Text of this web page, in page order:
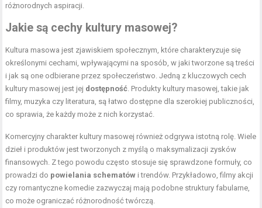
różnorodnych aspiracji.
Jakie są cechy kultury masowej?
Kultura masowa jest zjawiskiem społecznym, które charakteryzuje się
określonymi cechami, wpływającymi na sposób, w jaki tworzone są treści
i jak są one odbierane przez społeczeństwo. Jedną z kluczowych cech
kultury masowej jest jej dostępność . Produkty kultury masowej, takie jak
filmy, muzyka czy literatura, są łatwo dostępne dla szerokiej publiczności,
co sprawia, że każdy może z nich korzystać.
Komercyjny charakter kultury masowej również odgrywa istotną rolę. Wiele
dzieł i produktów jest tworzonych z myślą o maksymalizacji zysków
finansowych. Z tego powodu często stosuje się sprawdzone formuły, co
prowadzi do powielania schematów i trendów. Przykładowo, filmy akcji
czy romantyczne komedie zazwyczaj mają podobne struktury fabularne,
co może ograniczać różnorodność twórczą.